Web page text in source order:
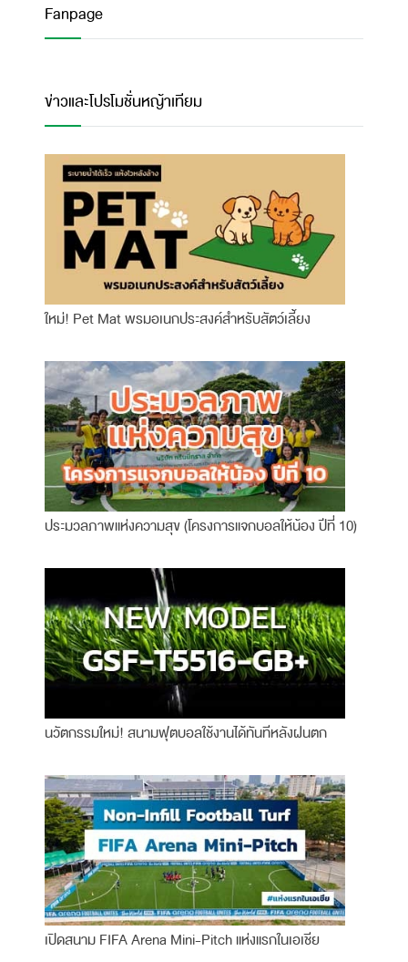
Fanpage
ข่าวและโปรโมชั่นหญ้าเทียม
ใหม่! Pet Mat พรมอเนกประสงค์สำหรับสัตว์เลี้ยง
ประมวลภาพแห่งความสุข (โครงการแจกบอลให้น้อง ปีที่ 10)
นวัตกรรมใหม่! สนามฟุตบอลใช้งานได้ทันทีหลังฝนตก
เปิดสนาม FIFA Arena Mini-Pitch แห่งแรกในเอเชีย